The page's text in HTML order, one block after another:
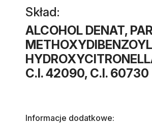
Skład:
ALCOHOL DENAT,
C.I. 42090, C.I. 60730
Informacje dodatkowe: